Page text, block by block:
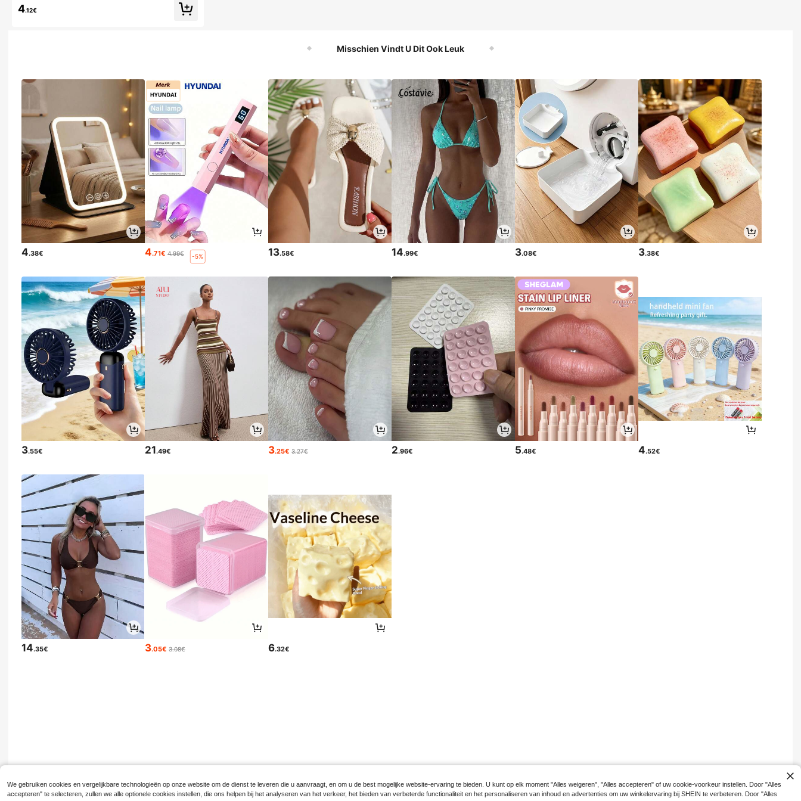
set, meerdere kleurkeuzes: roze, wit, zwart, rozerood
4.12€
Misschien Vindt U Dit Ook Leuk
4.38€ 4.71€ 4.99€ -5% 13.58€ 14.99€ 3.08€ 3.38€
3.55€ 21.49€ 3.25€ 3.27€ 2.96€ 5.48€ 4.52€
14.35€ 3.05€ 3.08€ 6.32€
We gebruiken cookies en vergelijkbare technologieën op onze website om de dienst te leveren die u aanvraagt, en om u de best mogelijke website-ervaring te bieden. U kunt op elk moment "Alles weigeren", "Alles accepteren" of uw cookie-voorkeur instellen. Door "Alles
accepteren" te selecteren, zullen we alle optionele cookies instellen, die ons helpen bij het analyseren van het verkeer, het bieden van verbeterde functionaliteit en het personaliseren van inhoud en advertenties om uw winkelervaring bij SHEIN te verbeteren. Door "Alles